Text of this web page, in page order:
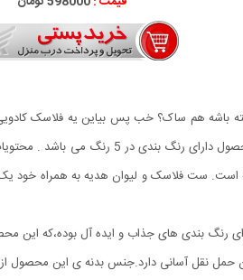
باشه هم ساک؟ خب پس بیاین یه فلاسک
برای کوهنوردی و طبیعت گردی و
ست فلاسک و لیوان هدیه به همراه خود یک
رنگ بندی های جذاب و ایده آل بوده،که این
نقل آسانی دارد.جنس بدنه ی این محصول